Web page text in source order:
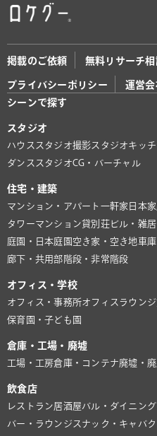
掲載のご依頼 無料リサーチ相
プライバシーポリシー 運営会
シーンで探す
スタジオ
ハウススタジオ撮影スタジオキッ
ダンススタジオCG・バーチャル
住宅・建築
マンション・アパート 一軒家 日本
タワーマンション貸別荘ビル・雑
庭園・日本庭園 空き家・空き地 車
廊下・共用部 階段・非常階段
オフィス・学校
オフィス・事務所オフィスラウンジ
保育園・子ども園
倉庫・工場・廃墟
工場・工房倉庫・コンテナ廃墟・
飲食店
レストラン居酒屋バル・ダイニング
バー・ラウンジ スナック・キャバ